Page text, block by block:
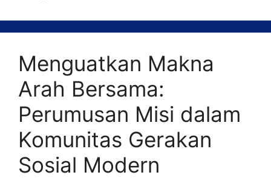
Menguatkan Makna
Arah Bersama:
Perumusan Misi dalam
Komunitas Gerakan
Sosial Modern